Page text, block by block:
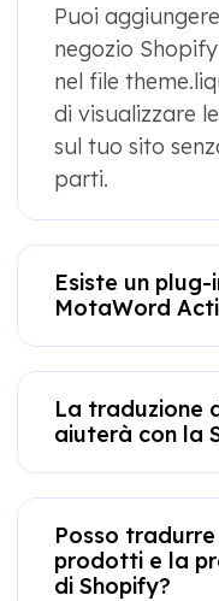
Puoi
negozio
nel file
di visualizzare
sul tuo sito
parti.
Esiste un
MotaWord
La traduzione
aiuterà con la
Posso
prodotti e la
di Shopify?